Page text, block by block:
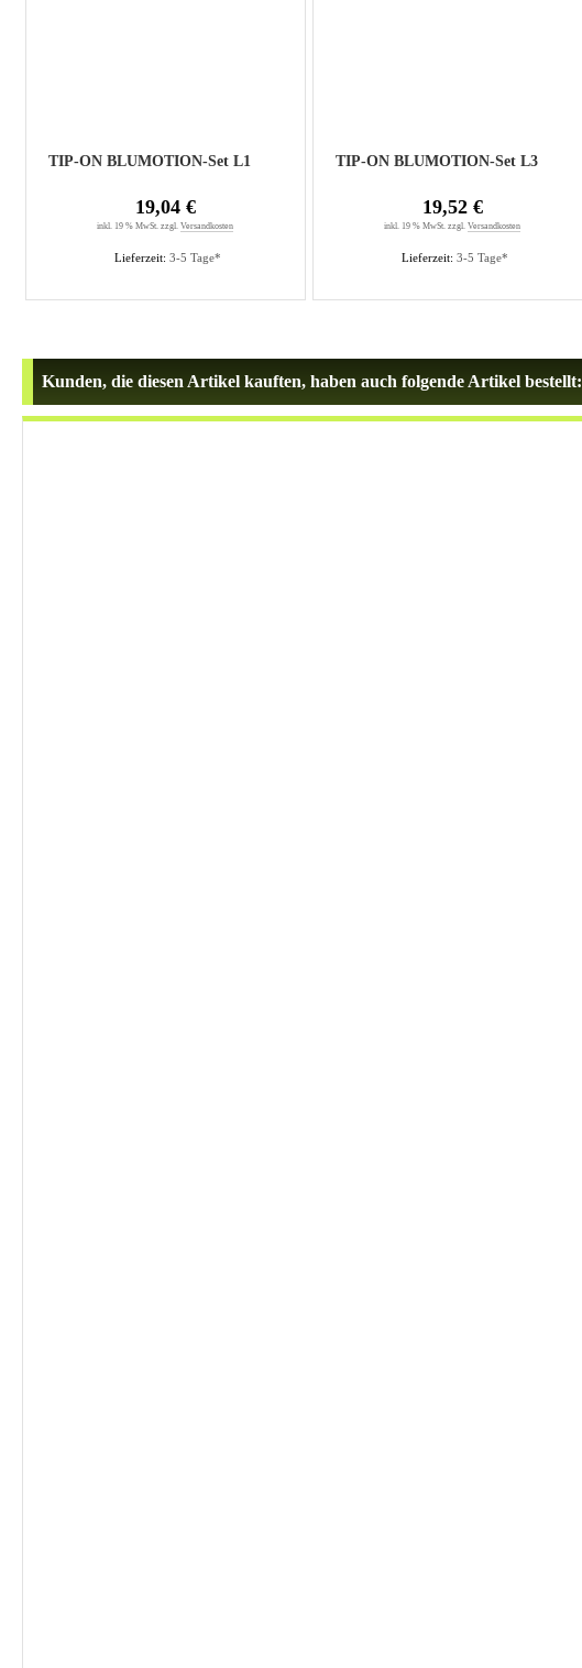
TIP-ON BLUMOTION-Set L1
Lieferzeit:3-5 Tage*
19,04 €
inkl. 19 % MwSt. zzgl.Versandkosten
TIP-ON BLUMOTION-Set L3
Lieferzeit:3-5 Tage*
19,52 €
inkl. 19 % MwSt. zzgl.Versandkosten
Kunden, die diesen Artikel kauften, haben auch folgende Artikel bestellt: